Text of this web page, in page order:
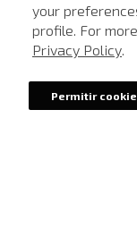
your
profile. For
Privacy Policy.
Permitir